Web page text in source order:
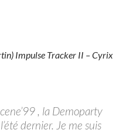
Impulse Tracker II – Cyrix
, la Demoparty
dernier. Je me suis